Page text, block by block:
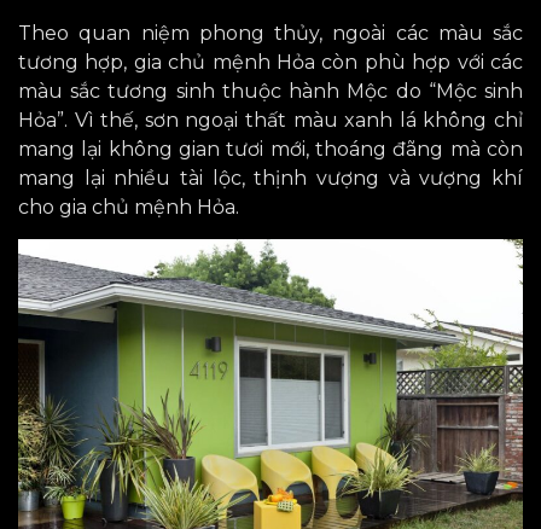
Theo quan niệm phong thủy, ngoài các màu sắc
tương hợp, gia chủ mệnh Hỏa còn phù hợp với các
màu sắc tương sinh thuộc hành Mộc do “Mộc sinh
Hỏa”. Vì thế, sơn ngoại thất màu xanh lá không chỉ
mang lại không gian tươi mới, thoáng đãng mà còn
mang lại nhiều tài lộc, thịnh vượng và vượng khí
cho gia chủ mệnh Hỏa.